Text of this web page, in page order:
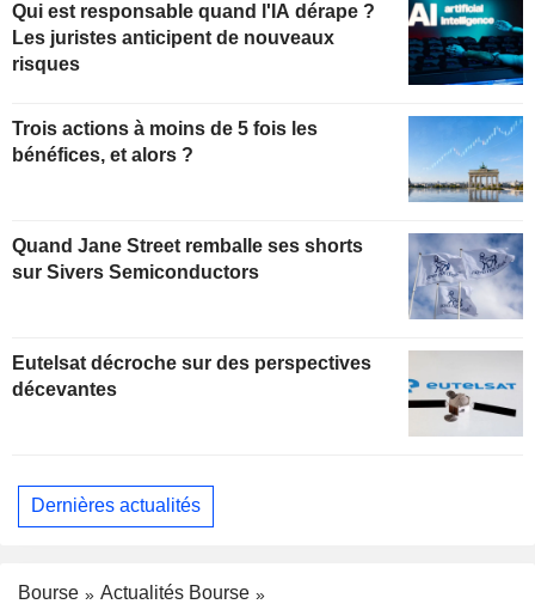
Qui est responsable quand l'IA dérape ?
Les juristes anticipent de nouveaux
risques
Trois actions à moins de 5 fois les
bénéfices, et alors ?
Quand Jane Street remballe ses shorts
sur Sivers Semiconductors
Eutelsat décroche sur des perspectives
décevantes
Dernières actualités
Bourse
Actualités Bourse